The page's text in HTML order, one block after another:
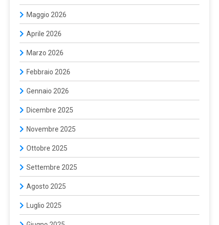
Maggio 2026
Aprile 2026
Marzo 2026
Febbraio 2026
Gennaio 2026
Dicembre 2025
Novembre 2025
Ottobre 2025
Settembre 2025
Agosto 2025
Luglio 2025